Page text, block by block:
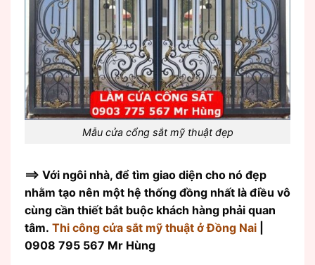
Mẫu cửa cổng sắt mỹ thuật đẹp
==> Với ngôi nhà, để tìm giao diện cho nó đẹp
nhằm tạo nên một hệ thống đồng nhất là điều vô
cùng cần thiết bắt buộc khách hàng phải quan
tâm. Thi công cửa sắt mỹ thuật ở Đồng Nai
0908 795 567 Mr Hùng